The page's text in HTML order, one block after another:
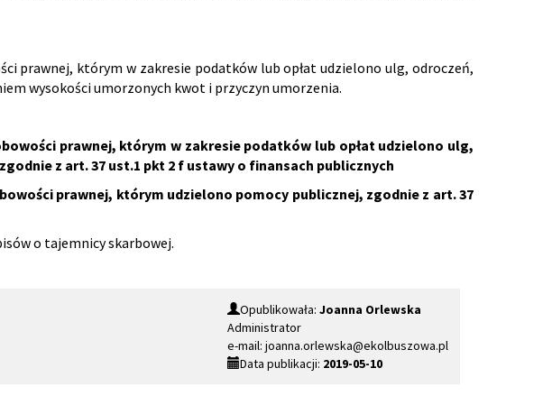
prawnej, którym w zakresie podatków lub opłat udzielono ulg, odroczeń,
wysokości umorzonych kwot i przyczyn umorzenia.
prawnej, którym w zakresie podatków lub opłat udzielono ulg,
z art. 37 ust.1 pkt 2 f ustawy o finansach publicznych
prawnej, którym udzielono pomocy publicznej, zgodnie z art. 37
o tajemnicy skarbowej.
Opublikowała: Joanna Orlewska
Administrator
e-mail: joanna.orlewska@ekolbuszowa.pl
Data publikacji: 2019-05-10